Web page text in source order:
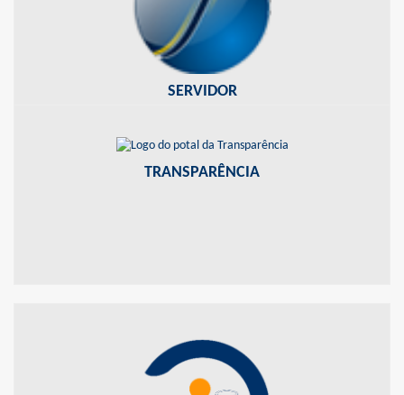
SERVIDOR
TRANSPARÊNCIA
PORTAL DA TRANSPARÊNCIA
Informações sobre os recursos públicos ao seu alcance
Acesse nossos serviços